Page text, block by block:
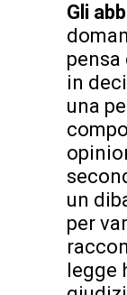
Gli
pensa
in
una
un
per
legge